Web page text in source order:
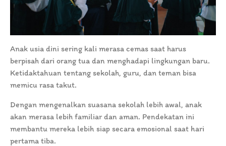
Anak usia dini sering kali merasa cemas saat harus
berpisah dari orang tua dan menghadapi lingkungan baru.
Ketidaktahuan tentang sekolah, guru, dan teman bisa
memicu rasa takut.
Dengan mengenalkan suasana sekolah lebih awal, anak
akan merasa lebih familiar dan aman. Pendekatan ini
membantu mereka lebih siap secara emosional saat hari
pertama tiba.